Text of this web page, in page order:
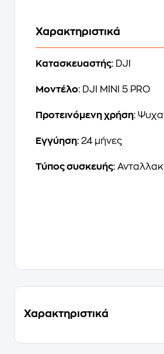
Χαρακτηριστικά
Κατασκευαστής: DJI
Μοντέλο: DJI MINI 5 PRO
Προτεινόμενη χρήση:
Εγγύηση: 24 μήνες
Τύπος συσκευής:
Χαρακτηριστικά